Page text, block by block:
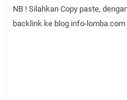
NB ! Silahkan Copy paste,
backlink ke blog info-lomba.com